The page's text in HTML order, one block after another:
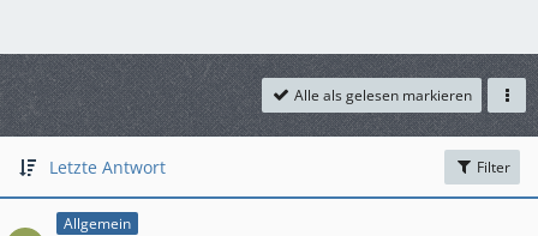
Alle als gelesen markieren
Letzte Antwort Filter
Allgemein